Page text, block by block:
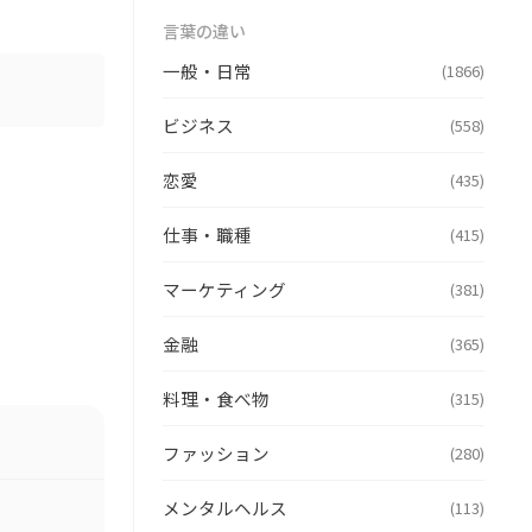
言葉の違い
一般・日常 (1866)
ビジネス (558)
恋愛 (435)
仕事・職種 (415)
マーケティング (381)
金融 (365)
料理・食べ物 (315)
ファッション (280)
メンタルヘルス (113)